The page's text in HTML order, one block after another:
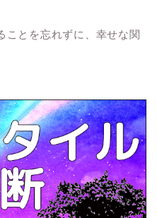
ことを忘れずに、幸せな関